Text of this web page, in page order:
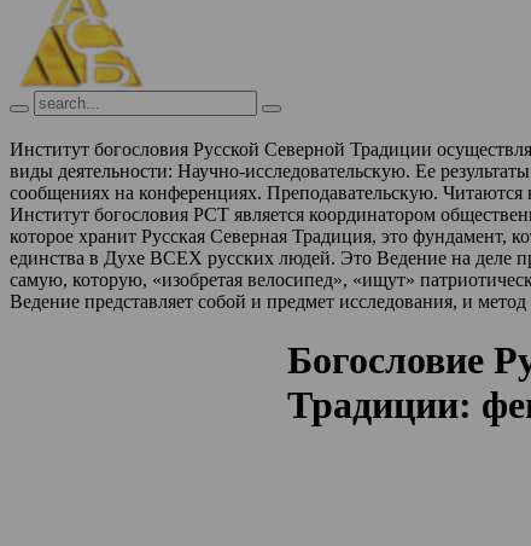
Институт богословия Русской Северной Традиции
виды деятельности: Научно-исследовательскую. Ее
сообщениях на конференциях. Преподавательскую. Читаются
Институт богословия РСТ является координатором
которое хранит Русская Северная Традиция, это фундамент,
единства в Духе ВСЕХ русских людей. Это Ведение на деле
самую, которую, «изобретая велосипед», «ищут»
Ведение представляет собой и предмет исследования, и
Богословие
Традиции: